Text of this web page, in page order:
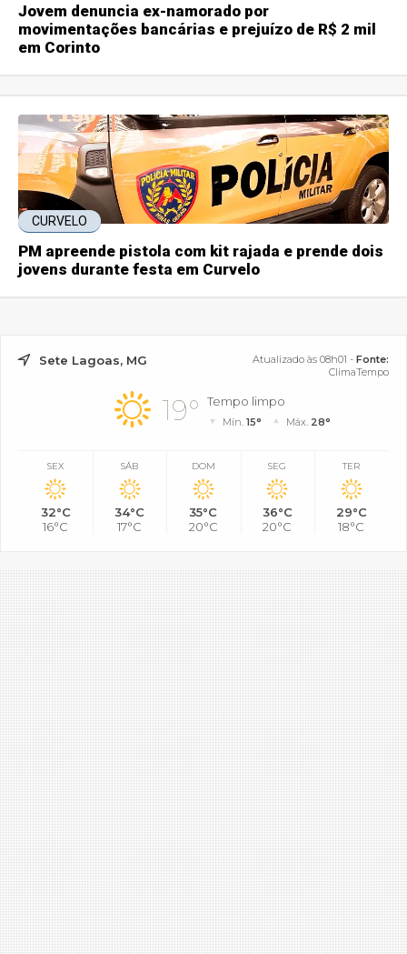
Jovem denuncia ex-namorado por
movimentações bancárias e prejuízo de R$ 2 mil
em Corinto
CURVELO
PM apreende pistola com kit rajada e prende dois
jovens durante festa em Curvelo
Sete Lagoas, MG Atualizado às 08h01 - Fonte:
ClimaTempo
19° Tempo limpo
Mín.15° Máx. 28°
SEX
32°C
16°C
SÁB
34°C
17°C
DOM
35°C
20°C
SEG
36°C
20°C
TER
29°C
18°C